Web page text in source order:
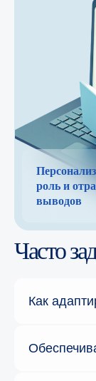
роль и
выводов
Часто
Как